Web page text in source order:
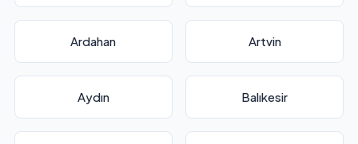
Ardahan Artvin
Aydın Balıkesir